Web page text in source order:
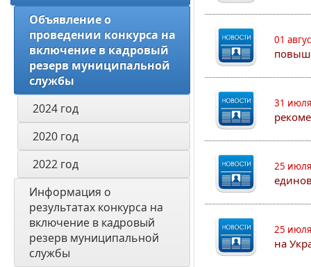
Объявление о
проведении конкурса на
включение в кадровый
резерв муниципальной
службы
2024 год
2020 год
2022 год
Информация о
результатах конкурса на
включение в кадровый
резерв муниципальной
службы
01
31
25
25
на